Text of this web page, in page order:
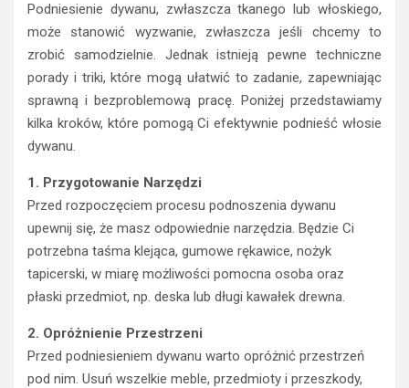
Podniesienie dywanu, zwłaszcza tkanego lub włoskiego,
może stanowić wyzwanie, zwłaszcza jeśli chcemy to
zrobić samodzielnie. Jednak istnieją pewne techniczne
porady i triki, które mogą ułatwić to zadanie, zapewniając
sprawną i bezproblemową pracę. Poniżej przedstawiamy
kilka kroków, które pomogą Ci efektywnie podnieść włosie
dywanu.
1. Przygotowanie Narzędzi
Przed rozpoczęciem procesu podnoszenia dywanu
upewnij się, że masz odpowiednie narzędzia. Będzie Ci
potrzebna taśma klejąca, gumowe rękawice, nożyk
tapicerski, w miarę możliwości pomocna osoba oraz
płaski przedmiot, np. deska lub długi kawałek drewna.
2. Opróżnienie Przestrzeni
Przed podniesieniem dywanu warto opróżnić przestrzeń
pod nim. Usuń wszelkie meble, przedmioty i przeszkody,